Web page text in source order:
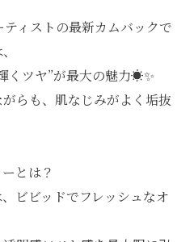
ィストの最新カムバックで
くツヤ”が最大の魅力☀️✨
らも、肌なじみがよく垢抜
とは？
ビビッドでフレッシュなオ